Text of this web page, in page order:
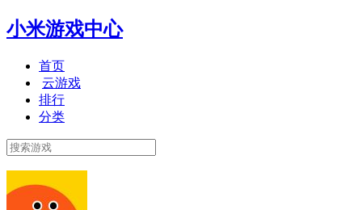
小米游戏中心
首页
云游戏
排行
分类